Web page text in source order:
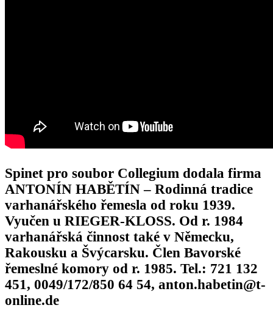
Spinet pro soubor Collegium dodala firma
ANTONÍN HABĚTÍN – Rodinná tradice
varhanářského řemesla od roku 1939.
Vyučen u RIEGER-KLOSS. Od r. 1984
varhanářská činnost také v Německu,
Rakousku a Švýcarsku. Člen Bavorské
řemeslné komory od r. 1985. Tel.: 721 132
451, 0049/172/850 64 54, anton.habetin@t-
online.de